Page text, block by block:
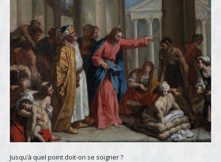
Jusqu’à quel point doit-on se soigner ?